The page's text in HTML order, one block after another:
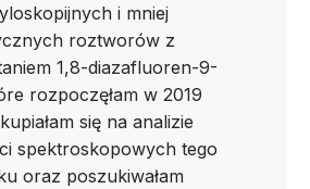
i mniej
roztworów z
1,8-diazafluoren-9-
rozpoczęłam w 2019
się na analizie
spektroskopowych tego
oraz poszukiwałam